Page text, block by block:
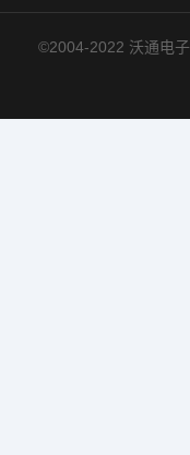
©2004-2022 沃通电